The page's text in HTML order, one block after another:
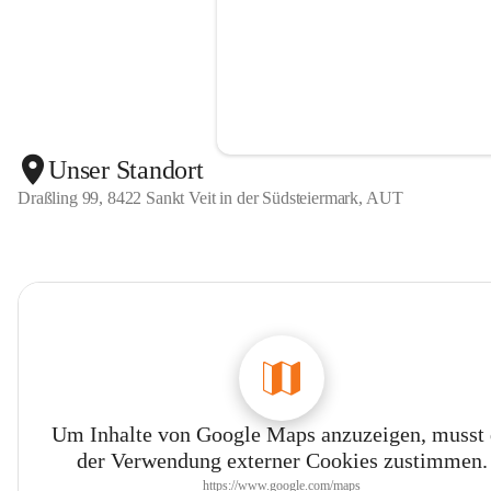
Unser Standort
Draßling 99, 8422 Sankt Veit in der Südsteiermark, AUT
Um Inhalte von Google Maps anzuzeigen, musst
der Verwendung externer Cookies zustimmen.
https://www.google.com/maps